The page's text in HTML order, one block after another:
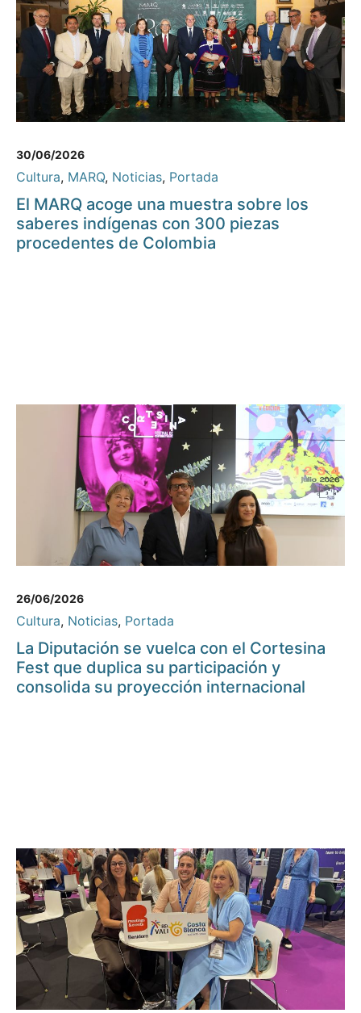
30/06/2026
Cultura, MARQ, Noticias, Portada
El MARQ acoge una muestra sobre los
saberes indígenas con 300 piezas
procedentes de Colombia
26/06/2026
Cultura, Noticias, Portada
La Diputación se vuelca con el Cortesina
Fest que duplica su participación y
consolida su proyección internacional